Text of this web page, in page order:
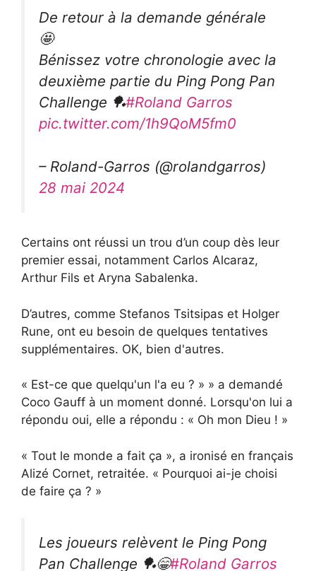
De retour à la demande générale
🤩
Bénissez votre chronologie avec la
deuxième partie du Ping Pong Pan
Challenge 🏓#Roland Garros
pic.twitter.com/1h9QoM5fm0
– Roland-Garros (@rolandgarros)
28 mai 2024
Certains ont réussi un trou d’un coup dès leur
premier essai, notamment Carlos Alcaraz,
Arthur Fils et Aryna Sabalenka.
D’autres, comme Stefanos Tsitsipas et Holger
Rune, ont eu besoin de quelques tentatives
supplémentaires. OK, bien d'autres.
« Est-ce que quelqu'un l'a eu ? » » a demandé
Coco Gauff à un moment donné. Lorsqu'on lui a
répondu oui, elle a répondu : « Oh mon Dieu ! »
« Tout le monde a fait ça », a ironisé en français
Alizé Cornet, retraitée. « Pourquoi ai-je choisi
de faire ça ? »
Les joueurs relèvent le Ping Pong
Pan Challenge 🏓😁#Roland Garros